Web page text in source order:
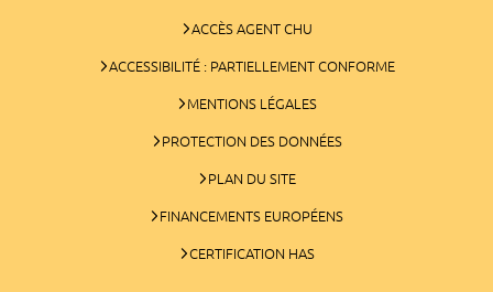
ACCÈS AGENT CHU
ACCESSIBILITÉ : PARTIELLEMENT CONFORME
MENTIONS LÉGALES
PROTECTION DES DONNÉES
PLAN DU SITE
FINANCEMENTS EUROPÉENS
CERTIFICATION HAS